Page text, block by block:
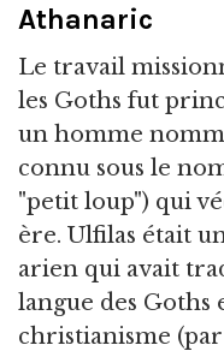
Athanaric
Le travail
les Goths fut
un homme
connu sous le
"petit loup") qui
ère. Ulfilas était
arien qui avait
langue des Goths
christianisme